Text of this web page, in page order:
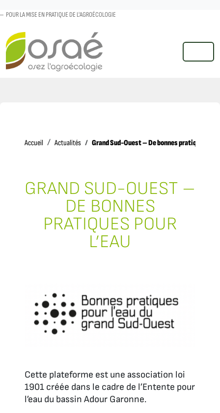
POUR LA MISE EN PRATIQUE DE L'AGROÉCOLOGIE
MENU
Accueil AccueilActualités Grand Sud-Ouest – De bonnes pratiques
GRAND SUD-OUEST –
DE BONNES
PRATIQUES POUR
L’EAU
Cette plateforme est une association loi
1901 créée dans le cadre de l’Entente pour
l’eau du bassin Adour Garonne.